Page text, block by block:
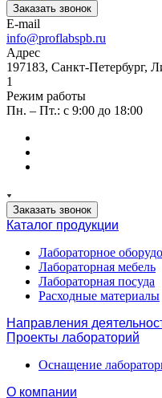
Заказать звонок
E-mail
info@proflabspb.ru
Адрес
197183, Санкт-Петербург,
1
Режим работы
Пн. – Пт.: с 9:00 до 18:00
Заказать звонок
Каталог продукции
Лабораторное
Лабораторная мебель
Лабораторная посуда
Расходные материалы
Направления
Проекты лабораторий
Оснащение
О компании